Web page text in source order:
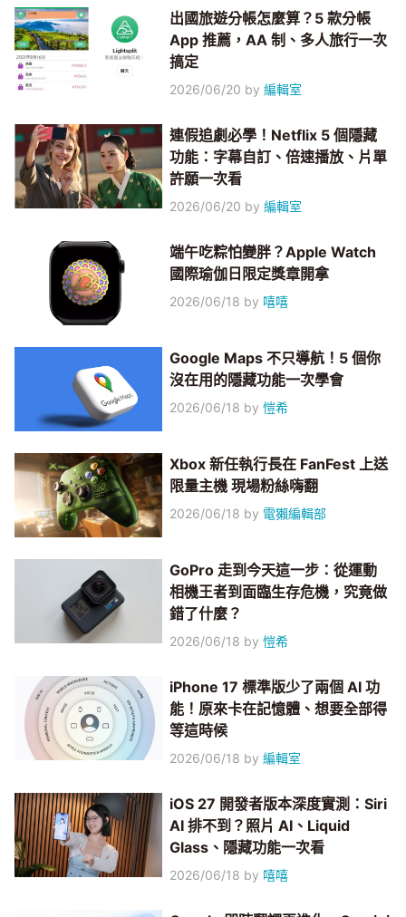
出國旅遊分帳怎麼算？5 款分帳
App 推薦，AA 制、多人旅行一次
搞定
2026/06/20 by編輯室
連假追劇必學！Netflix 5 個隱藏
功能：字幕自訂、倍速播放、片單
許願一次看
2026/06/20 by編輯室
端午吃粽怕變胖？Apple Watch
國際瑜伽日限定獎章開拿
2026/06/18 by 嘻嘻
Google Maps 不只導航！5 個你
沒在用的隱藏功能一次學會
2026/06/18 by愷希
Xbox 新任執行長在 FanFest 上送
限量主機 現場粉絲嗨翻
2026/06/18 by 電獺編輯部
GoPro 走到今天這一步：從運動
相機王者到面臨生存危機，究竟做
錯了什麼？
2026/06/18 by愷希
iPhone 17 標準版少了兩個 AI 功
能！原來卡在記憶體、想要全部得
等這時候
2026/06/18 by編輯室
iOS 27 開發者版本深度實測：Siri
AI 排不到？照片 AI、Liquid
Glass、隱藏功能一次看
2026/06/18 by 嘻嘻